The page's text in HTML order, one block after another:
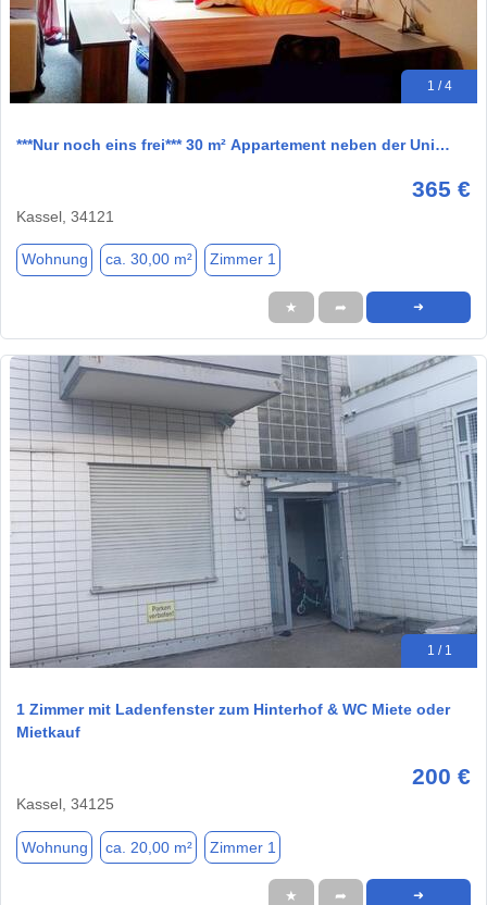
1 / 4
***Nur noch eins frei*** 30 m² Appartement neben der Uni…
365 €
Kassel, 34121
Wohnung ca. 30,00 m² Zimmer 1
★ ➦ ➜
1 / 1
1 Zimmer mit Ladenfenster zum Hinterhof & WC Miete oder
Mietkauf
200 €
Kassel, 34125
Wohnung ca. 20,00 m² Zimmer 1
★ ➦ ➜